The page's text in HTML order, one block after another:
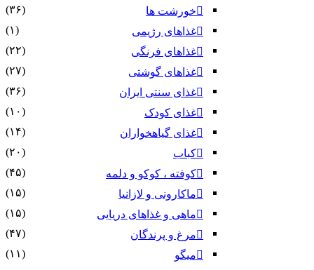
خورشت ها
(۳۶)
غذاهای رژیمی
(۱)
غذاهای فرنگی
(۲۲)
غذاهای گوشتی
(۲۷)
غذای سنتی ایران
(۳۶)
غذای کودک
(۱۰)
غذای گیاهخواران
(۱۴)
کباب
(۲۰)
کوفته ، کوکو و دلمه
(۴۵)
ماکارونی و لازانیا
(۱۵)
ماهی و غذاهای دریایی
(۱۵)
مرغ و پرندگان
(۴۷)
میگو
(۱۱)